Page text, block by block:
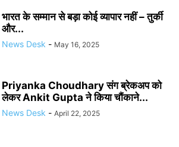
भारत के सम्मान से बड़ा कोई व्यापार नहीं – तुर्की
और...
News Desk - May 16, 2025
Priyanka Choudhary संग ब्रेकअप को
लेकर Ankit Gupta ने किया चौंकाने...
News Desk - April 22, 2025